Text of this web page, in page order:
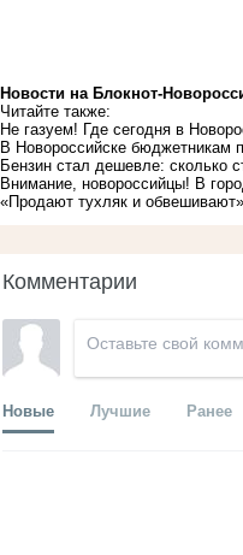
Новости на Блoкнoт-
Читайте также:
Не газуем! Где сегодня в
В Новороссийске бюджетникам
Бензин стал дешевле: сколько
Внимание, новороссийцы! В
«Продают тухляк и
Комментарии
Новые Лучшие Ранее